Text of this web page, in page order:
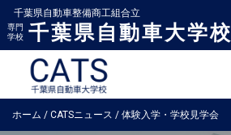
ホーム / CATSニュース / 体験入学・学校見学会
千葉県自動車整備商工組合立
専門
学校 千葉県自動車大学校